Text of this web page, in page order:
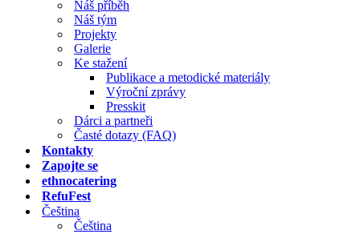
Náš příběh
Náš tým
Projekty
Galerie
Ke stažení
Publikace a metodické materiály
Výroční zprávy
Presskit
Dárci a partneři
Časté dotazy (FAQ)
Kontakty
Zapojte se
ethnocatering
RefuFest
Čeština
Čeština